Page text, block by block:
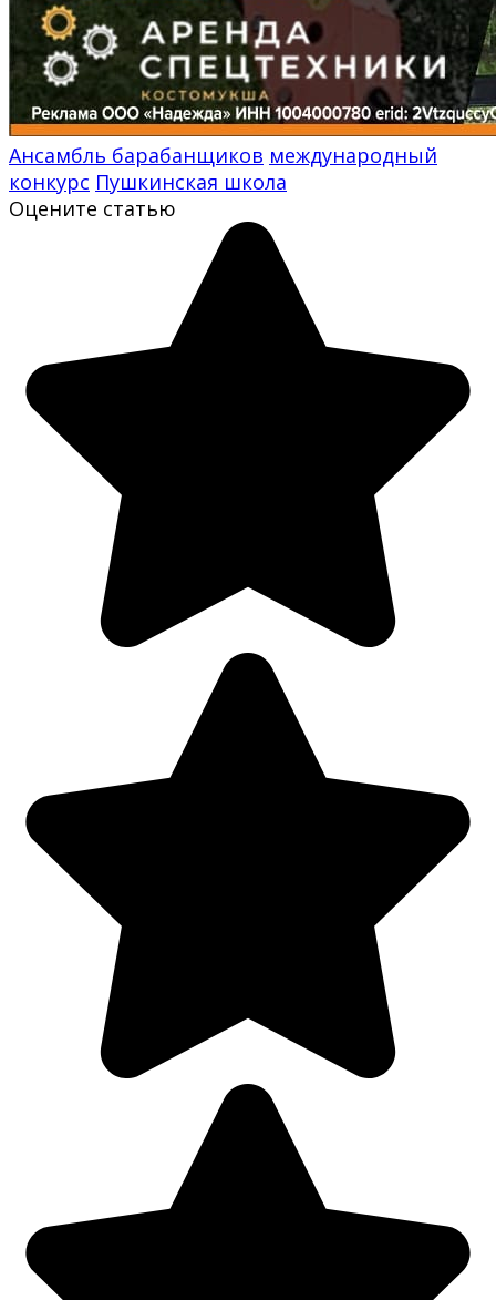
Ансамбль барабанщиков международный
конкурс Пушкинская школа
Оцените статью